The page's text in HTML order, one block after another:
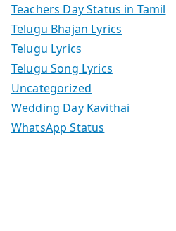
Teachers Day Status in Tamil
Telugu Bhajan Lyrics
Telugu Lyrics
Telugu Song Lyrics
Uncategorized
Wedding Day Kavithai
WhatsApp Status